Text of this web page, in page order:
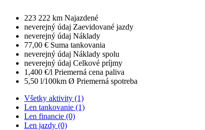
223 222 km Najazdené
neverejný údaj Zaevidované jazdy
neverejný údaj Náklady
77,00 € Suma tankovania
neverejný údaj Náklady spolu
neverejný údaj Celkové príjmy
1,400 €/l Priemerná cena paliva
5,50 l/100km Ø Priemerná spotreba
Všetky aktivity (1)
Len tankovanie (1)
Len financie (0)
Len jazdy (0)